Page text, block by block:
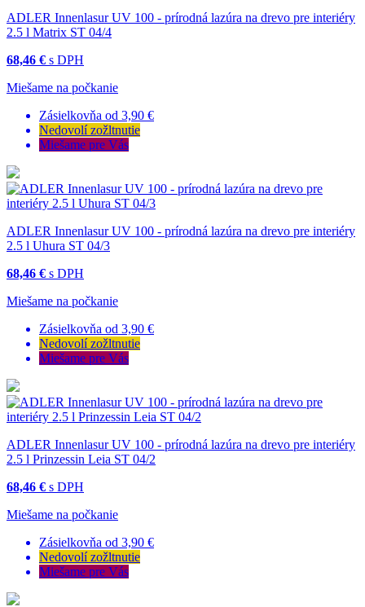
ADLER Innenlasur UV 100 - prírodná lazúra na drevo pre interiéry
2.5 l Matrix ST 04/4
68,46 € s DPH
Miešame na počkanie
Zásielkovňa od 3,90 €
Nedovolí zožltnutie
Miešame pre Vás
ADLER Innenlasur UV 100 - prírodná lazúra na drevo pre interiéry
2.5 l Uhura ST 04/3
68,46 € s DPH
Miešame na počkanie
Zásielkovňa od 3,90 €
Nedovolí zožltnutie
Miešame pre Vás
ADLER Innenlasur UV 100 - prírodná lazúra na drevo pre interiéry
2.5 l Prinzessin Leia ST 04/2
68,46 € s DPH
Miešame na počkanie
Zásielkovňa od 3,90 €
Nedovolí zožltnutie
Miešame pre Vás